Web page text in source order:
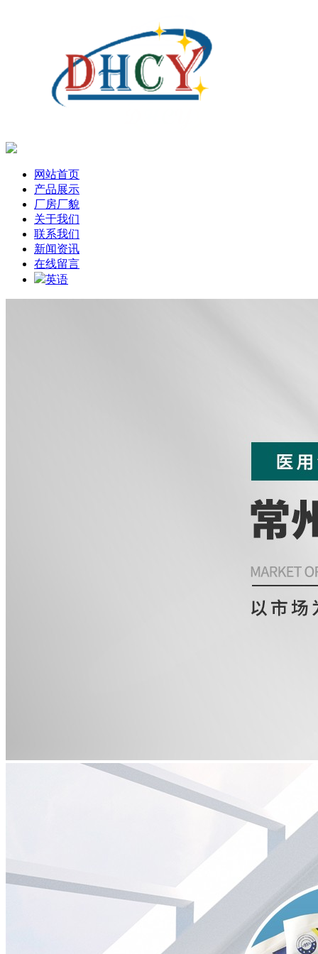
网站首页
产品展示
厂房厂貌
关于我们
联系我们
新闻资讯
在线留言
英语